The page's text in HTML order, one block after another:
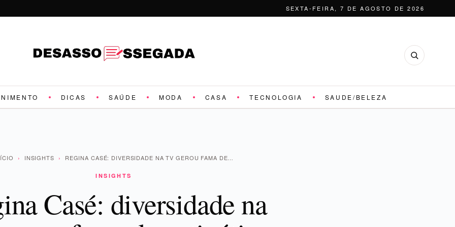
SEXTA-FEIRA, 7 DE AGOSTO DE 2026
DICAS SAÚDE MODA CASA TECNOLOGIA SAUDE/BELEZA
› INSIGHTS › REGINA CASÉ: DIVERSIDADE NA TV GEROU FAMA DE…
INSIGHTS
Casé: diversidade na